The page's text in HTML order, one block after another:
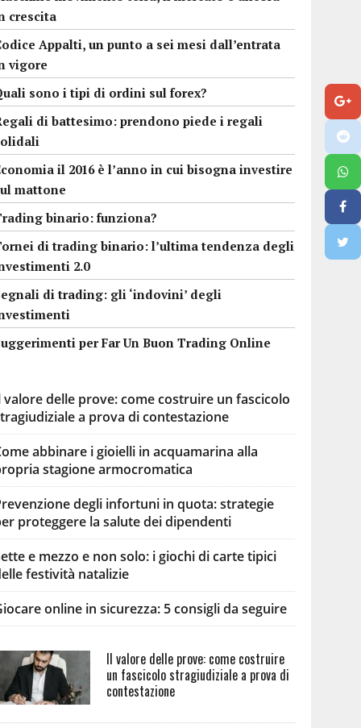
crescita
Appalti, un punto a sei mesi dall’entrata
vigore
sono i tipi di ordini sul forex?
di battesimo: prendono piede i regali
il 2016 è l’anno in cui bisogna investire
mattone
binario: funziona?
di trading binario: l’ultima tendenza degli
2.0
di trading: gli ‘indovini’ degli
per Far Un Buon Trading Online
valore delle prove: come costruire un fascicolo
a prova di contestazione
abbinare i gioielli in acquamarina alla
stagione armocromatica
degli infortuni in quota: strategie
proteggere la salute dei dipendenti
e mezzo e non solo: i giochi di carte tipici
festività natalizie
online in sicurezza: 5 consigli da seguire
Il valore delle prove: come costruire
un fascicolo stragiudiziale a prova di
contestazione